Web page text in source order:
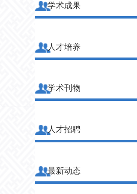
学术成果
人才培养
学术刊物
人才招聘
最新动态